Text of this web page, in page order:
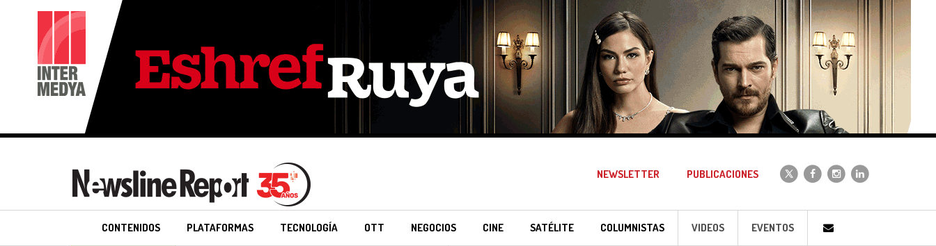
NEWSLETTER PUBLICACIONES
CONTENIDOS PLATAFORMAS TECNOLOGÍA OTT NEGOCIOS CINE SATÉLITE COLUMNISTAS VIDEOS EVENTOS